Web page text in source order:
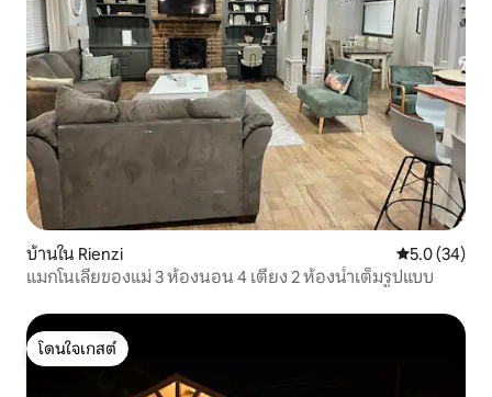
บ้านใน Rienzi คะแนนเฉลี่ย
5.0 (34)
แมกโนเลียของแม่ 3 ห้องนอน 4 เตียง 2 ห้องน้ำเต็มรูปแบบ
โดนใจเกสต์
โดนใจเกสต์